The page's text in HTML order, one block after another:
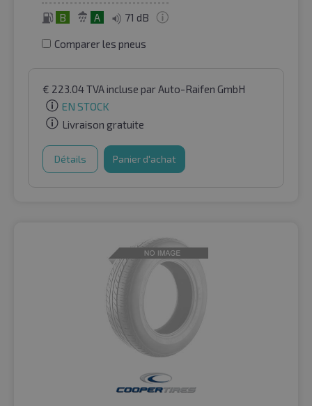
B A 71 dB
Comparer les pneus
€ 223.04TVA incluse par Auto-Raifen GmbH
EN STOCK
Livraison gratuite
Détails Panier d'achat